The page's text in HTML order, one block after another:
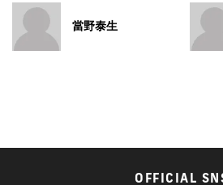
當野泰生
OFFICIAL